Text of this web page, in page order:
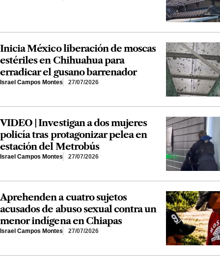
Inicia México liberación de moscas
estériles en Chihuahua para
erradicar el gusano barrenador
Israel Campos Montes 27/07/2026
VIDEO | Investigan a dos mujeres
policía tras protagonizar pelea en
estación del Metrobús
Israel Campos Montes 27/07/2026
Aprehenden a cuatro sujetos
acusados de abuso sexual contra un
menor indígena en Chiapas
Israel Campos Montes 27/07/2026